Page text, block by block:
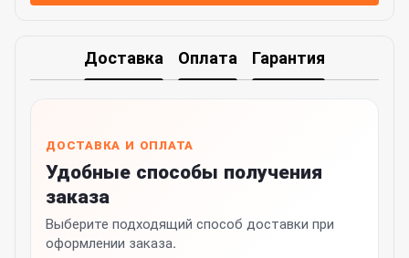
Доставка Оплата Гарантия
ДОСТАВКА И ОПЛАТА
Удобные способы получения
заказа
Выберите подходящий способ доставки при
оформлении заказа.